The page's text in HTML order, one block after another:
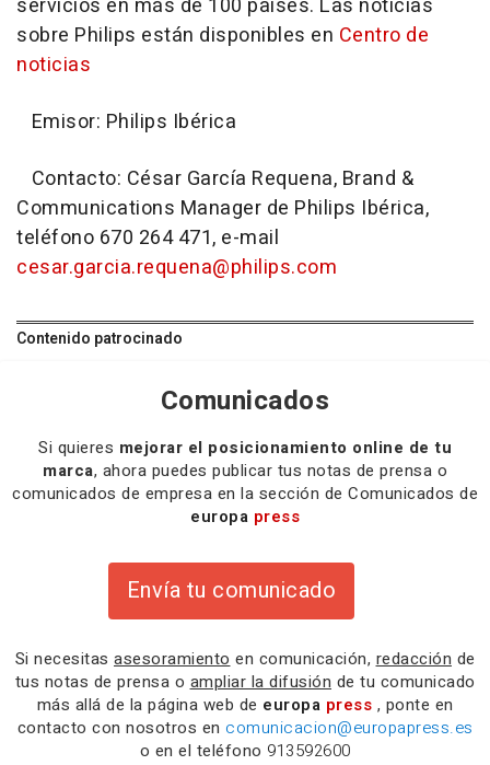
servicios en más de 100 países. Las noticias
sobre Philips están disponibles en Centro de
noticias
Emisor: Philips Ibérica
Contacto: César García Requena, Brand &
Communications Manager de Philips Ibérica,
teléfono 670 264 471, e-mail
cesar.garcia.requena@philips.com
Contenido patrocinado
Comunicados
Si quieres mejorar el posicionamiento online de tu
marca, ahora puedes publicar tus notas de prensa o
comunicados de empresa en la sección de Comunicados de
europa press
Envía tu comunicado
Si necesitas asesoramiento en comunicación, redacción de
tus notas de prensa o ampliar la difusión de tu comunicado
más allá de la página web de europa press , ponte en
contacto con nosotros en comunicacion@europapress.es
o en el teléfono 913592600